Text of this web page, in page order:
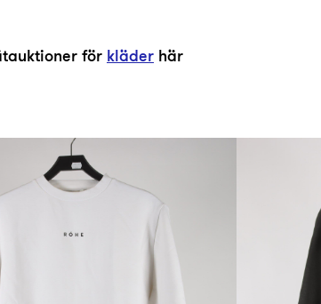
för kläder här